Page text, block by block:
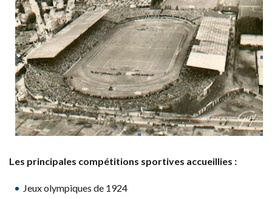
Les principales compétitions sportives accueillies :
Jeux olympiques de 1924